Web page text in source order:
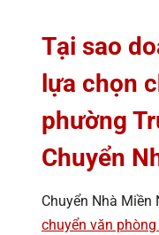
Tại sao
lựa chọn
phường
Chuyển
Chuyển Nhà
chuyển văn